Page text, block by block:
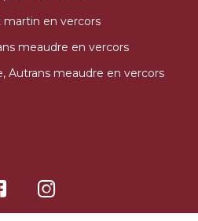
martin en vercors
meaudre en vercors
Autrans meaudre en vercors